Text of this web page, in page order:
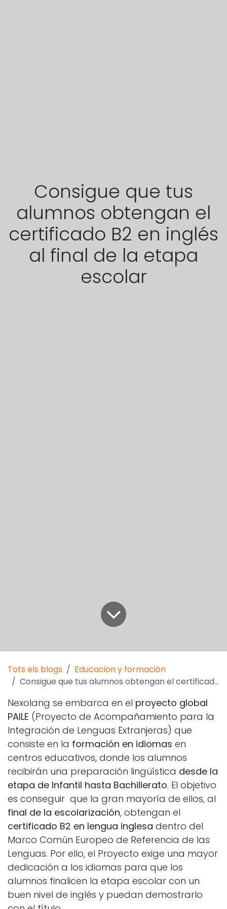
Consigue que tus
alumnos obtengan el
certificado B2 en inglés
al final de la etapa
escolar
Tots els blogs
Educacion y formación
Consigue que tus alumnos obtengan el certificado B2 en inglés al final de la etapa escolar
Nexolang se embarca en el proyecto global
PAILE (Proyecto de Acompañamiento para la
Integración de Lenguas Extranjeras) que
consiste en la formación en idiomas en
centros educativos, donde los alumnos
recibirán una preparación lingüística desde la
etapa de Infantil hasta Bachillerato. El objetivo
es conseguir que la gran mayoría de ellos, al
final de la escolarización, obtengan el
certificado B2 en lengua inglesa dentro del
Marco Común Europeo de Referencia de las
Lenguas. Por ello, el Proyecto exige una mayor
dedicación a los idiomas para que los
alumnos finalicen la etapa escolar con un
buen nivel de inglés y puedan demostrarlo